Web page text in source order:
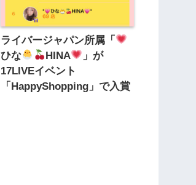
ライバージャパン所属「
ひな
HINA
」が
17LIVEイベント
「HappyShopping」で入賞